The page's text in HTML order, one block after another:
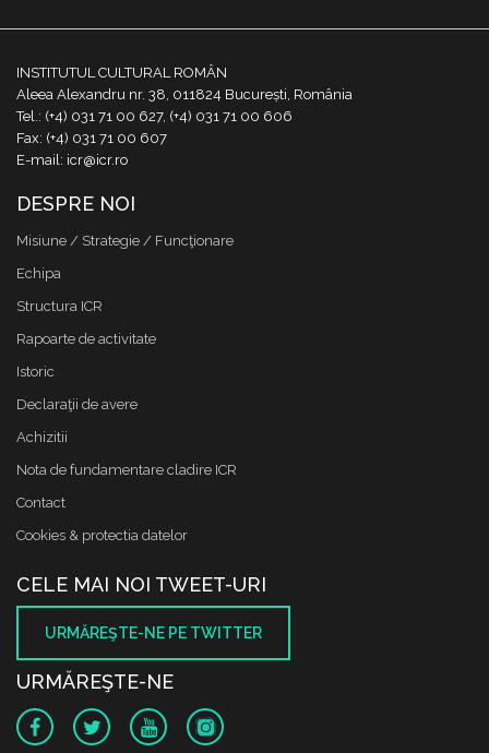
INSTITUTUL CULTURAL ROMÂN
Aleea Alexandru nr. 38, 011824 București, România
Tel.: (+4) 031 71 00 627, (+4) 031 71 00 606
Fax: (+4) 031 71 00 607
E-mail: icr@icr.ro
DESPRE NOI
Misiune / Strategie / Funcţionare
Echipa
Structura ICR
Rapoarte de activitate
Istoric
Declaraţii de avere
Achizitii
Nota de fundamentare cladire ICR
Contact
Cookies & protectia datelor
CELE MAI NOI TWEET-URI
URMĂREŞTE-NE PE TWITTER
URMĂREŞTE-NE